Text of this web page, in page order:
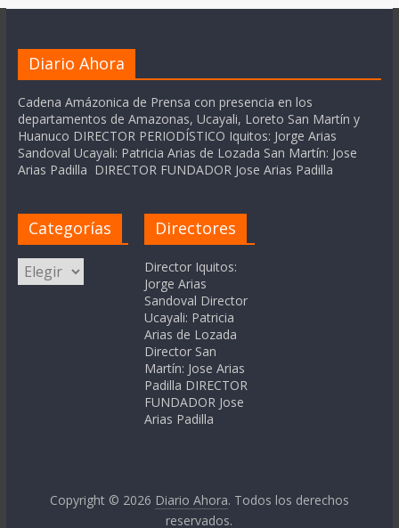
Diario Ahora
Cadena Amázonica de Prensa con presencia en los
departamentos de Amazonas, Ucayali, Loreto San Martín y
Huanuco DIRECTOR PERIODÍSTICO Iquitos: Jorge Arias
Sandoval Ucayali: Patricia Arias de Lozada San Martín: Jose
Arias Padilla DIRECTOR FUNDADOR Jose Arias Padilla
Categorías
Categorías
Directores
Director Iquitos:
Jorge Arias
Sandoval Director
Ucayali: Patricia
Arias de Lozada
Director San
Martín: Jose Arias
Padilla DIRECTOR
FUNDADOR Jose
Arias Padilla
Copyright © 2026 Diario Ahora. Todos los derechos
reservados.